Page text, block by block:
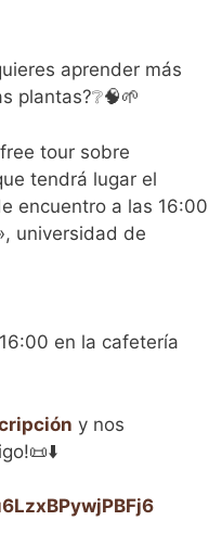
aprender más
plantas?❔🧠🌱
tour sobre
tendrá lugar el
encuentro a las 16:00
universidad de
en la cafetería
y nos